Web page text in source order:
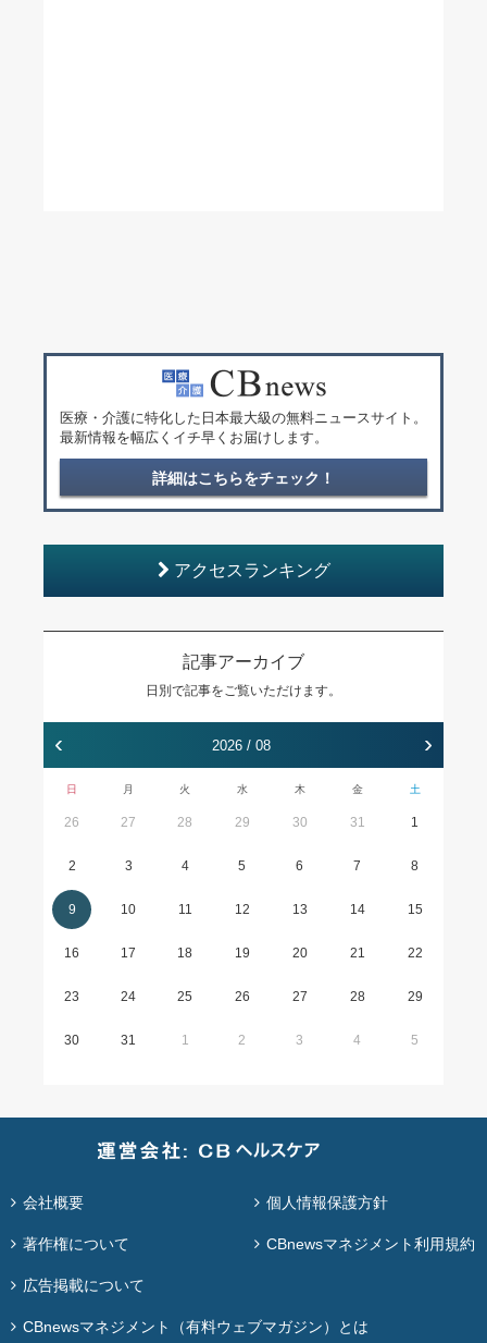
医療・介護に特化した日本最大級の無料ニュースサイト。
最新情報を幅広くイチ早くお届けします。
詳細はこちらをチェック！
アクセスランキング
記事アーカイブ
日別で記事をご覧いただけます。
‹ 2026 / 08 ›
日 月 火 水 木 金 土
26 27 28 29 30 31 1
2 3 4 5 6 7 8
9 10 11 12 13 14 15
16 17 18 19 20 21 22
23 24 25 26 27 28 29
30 31 1 2 3 4 5
会社概要 個人情報保護方針
著作権について CBnewsマネジメント利用規約
広告掲載について
CBnewsマネジメント（有料ウェブマガジン）とは